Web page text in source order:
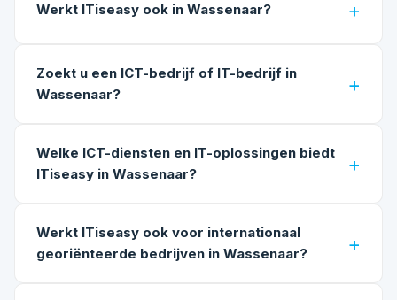
Werkt ITiseasy ook in Wassenaar?
Zoekt u een ICT-bedrijf of IT-bedrijf in
Wassenaar?
Welke ICT-diensten en IT-oplossingen biedt
ITiseasy in Wassenaar?
Werkt ITiseasy ook voor internationaal
georiënteerde bedrijven in Wassenaar?